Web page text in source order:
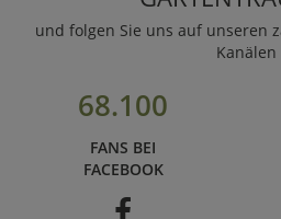
und folgen Sie uns auf unseren
Kanälen
68.100
FANS BEI
FACEBOOK